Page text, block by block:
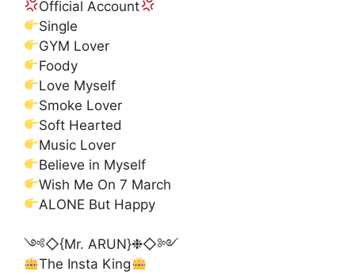
Official Account
Single
GYM Lover
Foody
Love Myself
Smoke Lover
Soft Hearted
Music Lover
Believe in Myself
Wish Me On 7 March
ALONE But Happy
༺◇{Mr. ARUN}❉◇༻
The Insta King